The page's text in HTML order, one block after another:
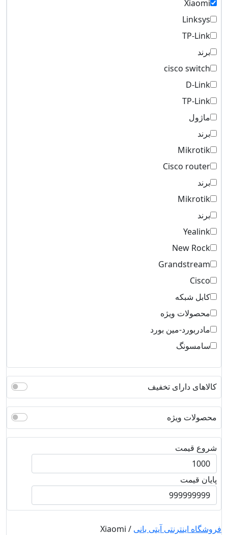
Xiaomi
Linksys
TP-Link
برند
cisco switch
D-Link
TP-Link
ماژول
برند
Mikrotik
Cisco router
برند
Mikrotik
برند
Yealink
New Rock
Grandstream
Cisco
کابل شبکه
محصولات ویژه
مادربورد-مین بورد
سامسونگ
کالاهای دارای تخفیف
محصولات ویژه
شروع قیمت
پایان قیمت
فروشگاه اینترنتی آیتی بانی / Xiaomi